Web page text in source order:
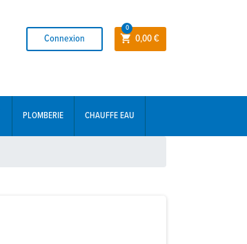
Connexion  0,00 €
0
PLOMBERIE CHAUFFE EAU